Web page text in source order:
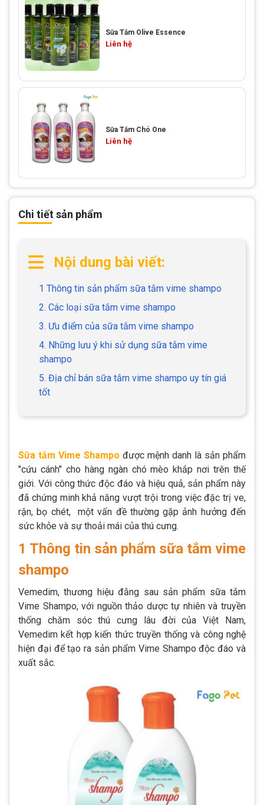
Chi tiết sản phẩm
Nội dung bài viết:
1 Thông tin sản phẩm sữa tắm vime shampo
2. Các loại sữa tắm vime shampo
3. Ưu điểm của sữa tắm vime shampo
4. Những lưu ý khi sử dụng sữa tắm vime
shampo
5. Địa chỉ bán sữa tắm vime shampo uy tín giá
tốt
Sữa tắm Vime Shampo được mệnh danh là sản phẩm
"cứu cánh" cho hàng ngàn chó mèo khắp nơi trên thế
giới. Với công thức độc đáo và hiệu quả, sản phẩm này
đã chứng minh khả năng vượt trội trong việc đặc trị ve,
rận, bọ chét, một vấn đề thường gặp ảnh hưởng đến
sức khỏe và sự thoải mái của thú cưng.
1 Thông tin sản phẩm sữa tắm vime
shampo
Vemedim, thương hiệu đằng sau sản phẩm sữa tắm
Vime Shampo, với nguồn thảo dược tự nhiên và truyền
thống chăm sóc thú cưng lâu đời của Việt Nam,
Vemedim kết hợp kiến thức truyền thống và công nghệ
hiện đại để tạo ra sản phẩm Vime Shampo độc đáo và
xuất sắc.
Sữa Tắm Olive Essence
Liên hệ
Sữa Tắm Chó One
Liên hệ